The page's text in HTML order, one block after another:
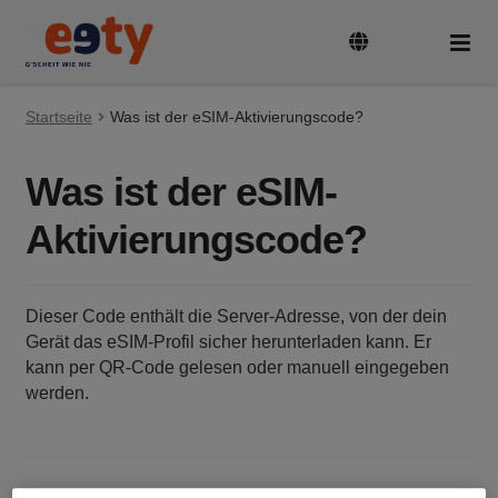
Zur
Navigation
Zum
Inhalt
Tarife & Geräte
Guthaben aufladen
SIM-Karte aktivieren und registrieren
Rufnummer mitnehmen
FAQ
Startseite Was ist der eSIM-Aktivierungscode?
Was ist der eSIM-
Aktivierungscode?
Dieser Code enthält die Server-Adresse, von der dein
Gerät das eSIM-Profil sicher herunterladen kann. Er
kann per QR-Code gelesen oder manuell eingegeben
werden.